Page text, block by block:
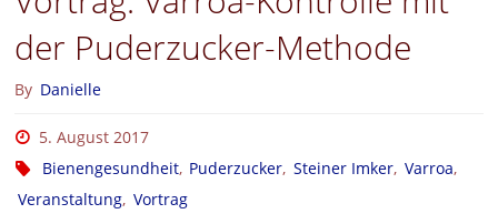
der Puderzucker-Methode
By Danielle
5. August 2017
Bienengesundheit, Puderzucker, Steiner Imker, Varroa,
Veranstaltung, Vortrag